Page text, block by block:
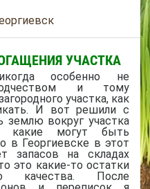
УЧАСТКА
особенно не
и тому
участка, как
И вот решили с
землю вокруг участка
какие могут быть
в Георгиевске в этот
запасов на складах
это какие-то остатки
качества. После